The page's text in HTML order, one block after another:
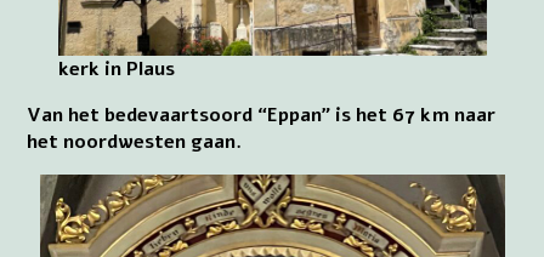
kerk in Plaus
Van het bedevaartsoord “Eppan” is het 67 km naar
het noordwesten gaan.